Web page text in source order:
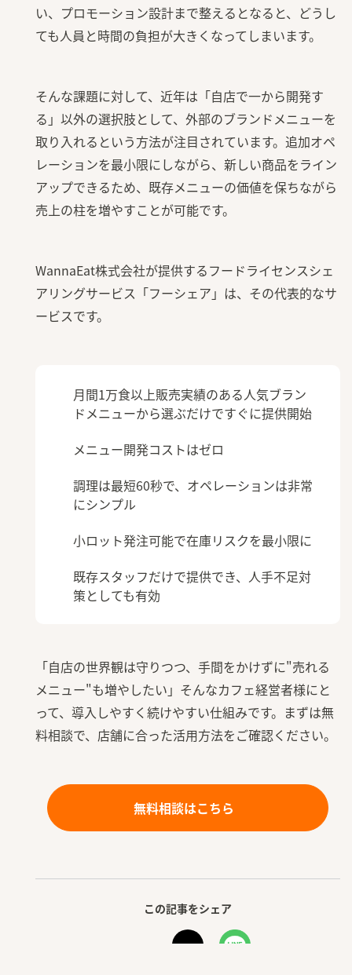
い、プロモーション設計まで整えるとなると、どうし
ても人員と時間の負担が大きくなってしまいます。
そんな課題に対して、近年は「自店で一から開発す
る」以外の選択肢として、外部のブランドメニューを
取り入れるという方法が注目されています。追加オペ
レーションを最小限にしながら、新しい商品をライン
アップできるため、既存メニューの価値を保ちながら
売上の柱を増やすことが可能です。
WannaEat株式会社が提供するフードライセンスシェ
アリングサービス「フーシェア」は、その代表的なサ
ービスです。
月間1万食以上販売実績のある人気ブラン
ドメニューから選ぶだけですぐに提供開始
メニュー開発コストはゼロ
調理は最短60秒で、オペレーションは非常
にシンプル
小ロット発注可能で在庫リスクを最小限に
既存スタッフだけで提供でき、人手不足対
策としても有効
「自店の世界観は守りつつ、手間をかけずに"売れる
メニュー"も増やしたい」そんなカフェ経営者様にと
って、導入しやすく続けやすい仕組みです。まずは無
料相談で、店舗に合った活用方法をご確認ください。
無料相談はこちら
この記事をシェア